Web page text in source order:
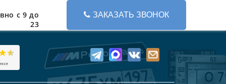
с 9 до
23
ЗАКАЗАТЬ ЗВОНОК